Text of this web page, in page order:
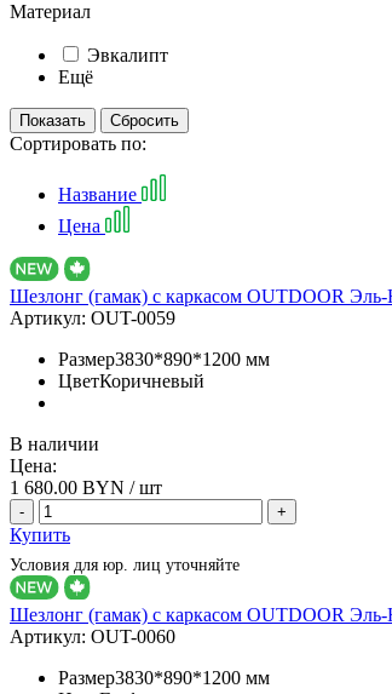
Материал
Эвкалипт
Ещё
Сортировать по:
Название
Цена
Шезлонг (гамак) с каркасом OUTDOOR
Артикул: OUT-0059
Размер3830*890*1200 мм
ЦветКоричневый
В наличии
Цена:
1 680.00 BYN / шт
- +
Купить
Условия для юр. лиц уточняйте
Шезлонг (гамак) с каркасом OUTDOOR
Артикул: OUT-0060
Размер3830*890*1200 мм